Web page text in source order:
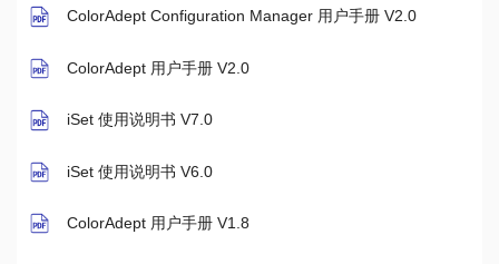
ColorAdept Configuration Manager 用户手册 V2.0
ColorAdept 用户手册 V2.0
iSet 使用说明书 V7.0
iSet 使用说明书 V6.0
ColorAdept 用户手册 V1.8